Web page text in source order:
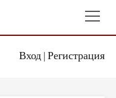
Вход| Регистрация